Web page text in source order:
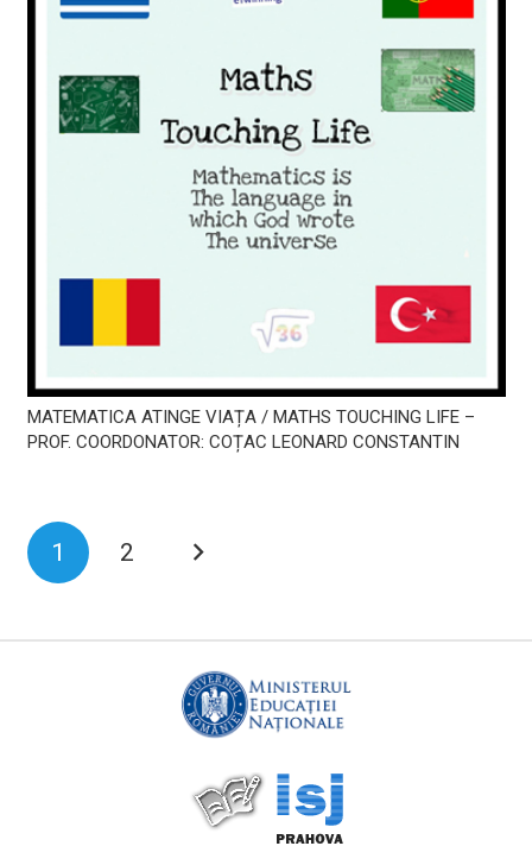
MATEMATICA ATINGE VIAȚA / MATHS TOUCHING LIFE –
PROF. COORDONATOR: COȚAC LEONARD CONSTANTIN
1 2